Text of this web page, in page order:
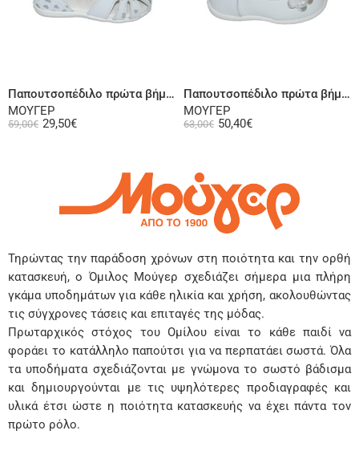
Παπουτσοπέδιλο πρώτα βήματα ψηλή φτέρνα σε δερμάτινο λευκό ή σαμουά δερμάτινο ροζ
ΜΟΥΓΕΡ
59,00€ 29,50€
Παπουτσοπέδιλο πρώτα βήματα δερμάτινη ψηλή φτέρνα λευκή
ΜΟΥΓΕΡ
63,00€ 50,40€
Τηρώντας την παράδοση χρόνων στη ποιότητα και την ορθή
κατασκευή, ο Όμιλος Μούγερ σχεδιάζει σήμερα μια πλήρη
γκάμα υποδημάτων για κάθε ηλικία και χρήση, ακολουθώντας
τις σύγχρονες τάσεις και επιταγές της μόδας.
Πρωταρχικός στόχος του Ομίλου είναι το κάθε παιδί να
φοράει το κατάλληλο παπούτσι για να περπατάει σωστά. Όλα
τα υποδήματα σχεδιάζονται με γνώμονα το σωστό βάδισμα
και δημιουργούνται με τις υψηλότερες προδιαγραφές και
υλικά έτσι ώστε η ποιότητα κατασκευής να έχει πάντα τον
πρώτο ρόλο.